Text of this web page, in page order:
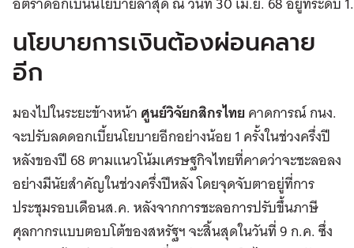
นโยบายการเงินต้องผ่อนคลาย
อีก
มองไปในระยะข้างหน้าศูนย์วิจัยกสิกรไทยคาดการณ์ กนง.
จะปรับลดดอกเบี้ยนโยบายอีกอย่างน้อย 1 ครั้งในช่วงครึ่งปี
หลังของปี 68 ตามแนวโน้มเศรษฐกิจไทยที่คาดว่าจะชะลอลง
อย่างมีนัยสำคัญในช่วงครึ่งปีหลัง โดยจุดจับตาอยู่ที่การ
ประชุมรอบเดือนส.ค. หลังจากการชะลอการปรับขึ้นภาษี
ศุลกากรแบบตอบโต้ของสหรัฐฯ จะสิ้นสุดในวันที่ 9 ก.ค. ซึ่ง